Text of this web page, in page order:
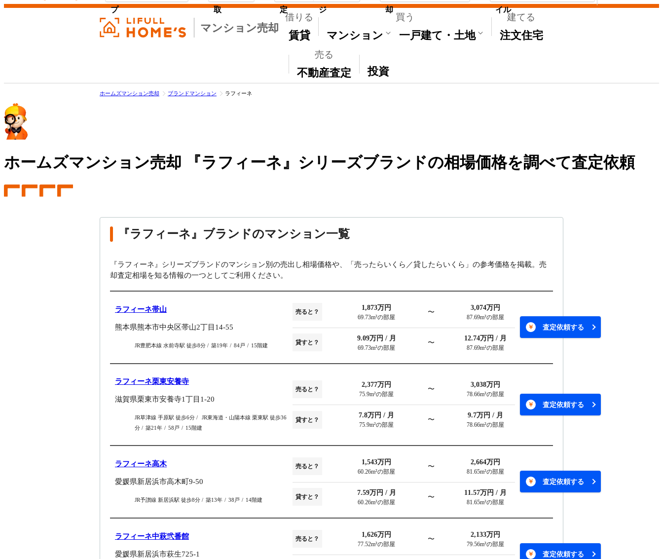
マンション売却
借りる
賃貸
買う
マンション 一戸建て・土地
建てる
注文住宅
売る
不動産査定
その他
投資
プ 取 定 ジ 却 イル
ホームズマンション売却 ブランドマンション ラフィーネ
ホームズマンション売却 『ラフィーネ』シリーズブランドの相場価格を調べて査定依頼
『ラフィーネ』ブランドのマンション一覧
『ラフィーネ』シリーズブランドのマンション別の売出し相場価格や、「売ったらいくら／貸したらいくら」の参考価格を掲載。売
却査定相場を知る情報の一つとしてご利用ください。
ラフィーネ帯山
熊本県熊本市中央区帯山2丁目14-55
JR豊肥本線 水前寺駅 徒歩8分 築19年 84戸 15階建
売ると？
1,873万円
69.73m²の部屋
〜
3,074万円
87.69m²の部屋
貸すと？
9.09万円 / 月
69.73m²の部屋
〜
12.74万円 / 月
87.69m²の部屋
査定依頼する
ラフィーネ栗東安養寺
滋賀県栗東市安養寺1丁目1-20
JR草津線 手原駅 徒歩6分
JR東海道・山陽本線 栗東駅 徒歩36
分
築21年 58戸 15階建
売ると？
2,377万円
75.9m²の部屋
〜
3,038万円
78.66m²の部屋
貸すと？
7.8万円 / 月
75.9m²の部屋
〜
9.7万円 / 月
78.66m²の部屋
査定依頼する
ラフィーネ高木
愛媛県新居浜市高木町9-50
JR予讃線 新居浜駅 徒歩8分 築13年 38戸 14階建
売ると？
1,543万円
60.26m²の部屋
〜
2,664万円
81.65m²の部屋
貸すと？
7.59万円 / 月
60.26m²の部屋
〜
11.57万円 / 月
81.65m²の部屋
査定依頼する
ラフィーネ中萩弐番館
愛媛県新居浜市萩生725-1
売ると？
1,626万円
77.52m²の部屋
〜
2,133万円
79.56m²の部屋
査定依頼する